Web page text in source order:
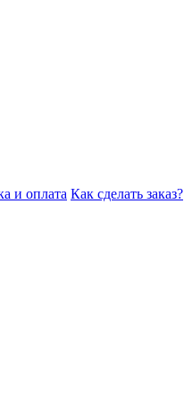
и оплата Как сделать заказ?